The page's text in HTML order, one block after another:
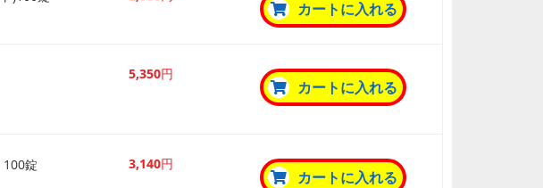
カートに入れる
5,350円
カートに入れる
錠 3,140円
カートに入れる